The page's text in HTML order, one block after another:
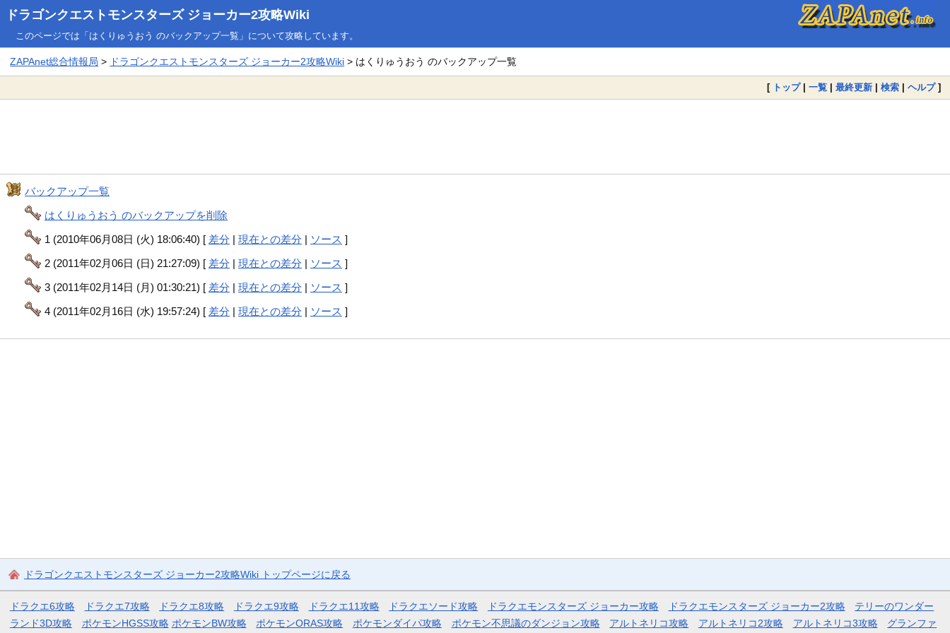
ドラゴンクエストモンスターズ ジョーカー2攻略Wiki
このページでは「はくりゅうおう のバックアップ一覧」について攻略しています。
ZAPAnet総合情報局 > ドラゴンクエストモンスターズ ジョーカー2攻略Wiki > はくりゅうおう のバックアップ一覧
[ トップ| 一覧 | 最終更新 | 検索 | ヘルプ]
バックアップ一覧
はくりゅうおう のバックアップを削除
1 (2010年06月08日 (火) 18:06:40) [ 差分 |現在との差分 | ソース ]
2 (2011年02月06日 (日) 21:27:09) [ 差分 |現在との差分 | ソース ]
3 (2011年02月14日 (月) 01:30:21) [ 差分 |現在との差分 | ソース ]
4 (2011年02月16日 (水) 19:57:24) [ 差分 |現在との差分 | ソース ]
ドラゴンクエストモンスターズ ジョーカー2攻略Wiki トップページに戻る
ドラクエ6攻略 ドラクエ7攻略 ドラクエ8攻略 ドラクエ9攻略 ドラクエ11攻略 ドラクエソード攻略 ドラクエモンスターズ ジョーカー攻略 ドラクエモンスターズ ジョーカー2攻略
テリーのワンダー
ランド3D攻略
ポケモンHGSS攻略 ポケモンBW攻略 ポケモンORAS攻略 ポケモンダイパ攻略 ポケモン不思議のダンジョン攻略 アルトネリコ攻略 アルトネリコ2攻略 アルトネリコ3攻略 グランファ